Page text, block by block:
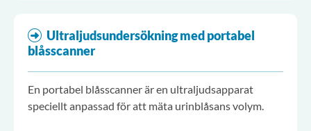
Ultraljudsundersökning med portabel
blåsscanner
En portabel blåsscanner är en ultraljudsapparat
speciellt anpassad för att mäta urinblåsans volym.